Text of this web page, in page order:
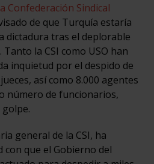
Confederación Sindical
de que Turquía estaría
dictadura tras el deplorable
Tanto la CSI como USO han
inquietud por el despido de
así como 8.000 agentes
número de funcionarios,
general de la CSI, ha
con que el Gobierno del